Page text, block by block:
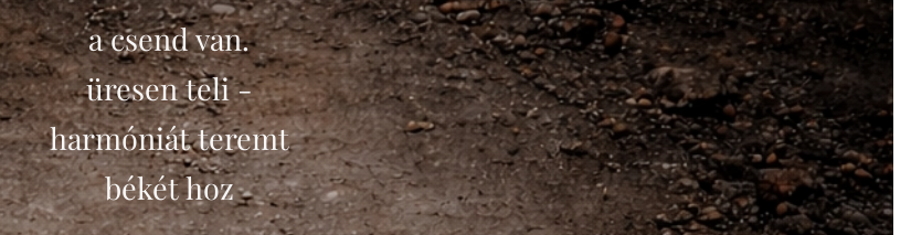
a csend van.
üresen teli -
harmóniát teremt
békét hoz